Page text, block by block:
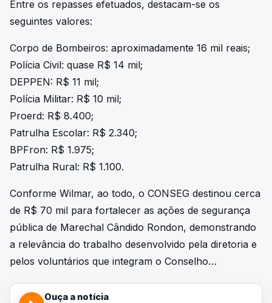
Entre os repasses efetuados, destacam-se os
seguintes valores:
Corpo de Bombeiros: aproximadamente 16 mil reais;
Polícia Civil: quase R$ 14 mil;
DEPPEN: R$ 11 mil;
Polícia Militar: R$ 10 mil;
Proerd: R$ 8.400;
Patrulha Escolar: R$ 2.340;
BPFron: R$ 1.975;
Patrulha Rural: R$ 1.100.
Conforme Wilmar, ao todo, o CONSEG destinou cerca
de R$ 70 mil para fortalecer as ações de segurança
pública de Marechal Cândido Rondon, demonstrando
a relevância do trabalho desenvolvido pela diretoria e
pelos voluntários que integram o Conselho…
Ouça a notícia